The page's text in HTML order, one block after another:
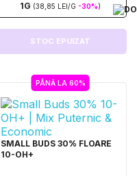
1G (38,85 LEI/G -30%)
STOC EPUIZAT
PÂNĂ LA 60%
SMALL BUDS 30% FLOARE
10-OH+